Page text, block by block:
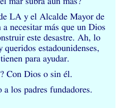
LA y el Alcalde Mayor de
a necesitar más que un Dios
este desastre. Ah, lo
estadounidenses,
para ayudar.
Con Dios o sin él.
los padres fundadores.